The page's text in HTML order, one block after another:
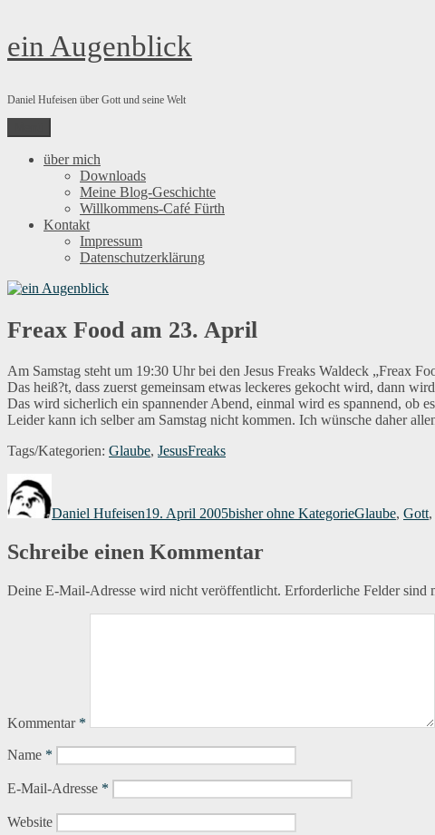
Zum
Inhalt
ein Augenblick
Daniel Hufeisen über Gott und seine Welt
über mich
Downloads
Meine Blog-Geschichte
Willkommens-Café Fürth
Kontakt
Impressum
Datenschutzerklärung
Freax Food am 23. April
Am Samstag steht um 19:30 Uhr bei den Jesus Freaks Waldeck „Freax
Das heiß?t, dass zuerst gemeinsam etwas leckeres gekocht wird, dann
Das wird sicherlich ein spannender Abend, einmal wird es spannend, ob
Leider kann ich selber am Samstag nicht kommen. Ich wünsche daher
Tags/Kategorien: Glaube, JesusFreaks
Daniel Hufeisen19. April 2005bisher ohne KategorieGlaube, Gott,
Schreibe einen Kommentar
Deine E-Mail-Adresse wird nicht veröffentlicht. Erforderliche Felder sind
Kommentar *
Name *
E-Mail-Adresse *
Website